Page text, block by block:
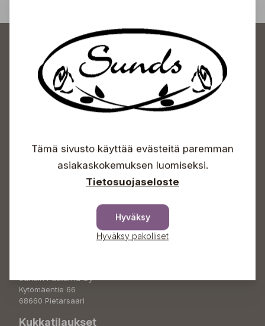
Sundin Puutarhakeskus
Lauantaisin 09-16
Sunnuntaisin Itsepalvelu
Sundin Puutarha Oy
Kytömäentie 66
68660 Pietarsaari
Kukkatilaukset
Tämä sivusto käyttää evästeitä paremman
asiakaskokemuksen luomiseksi.
Tietosuojaseloste
Hyväksy
Hyväksy pakolliset